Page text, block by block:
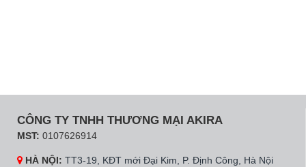
CÔNG TY TNHH THƯƠNG MẠI AKIRA
MST: 0107626914
HÀ NỘI: TT3-19, KĐT mới Đại Kim, P. Định Công, Hà Nội